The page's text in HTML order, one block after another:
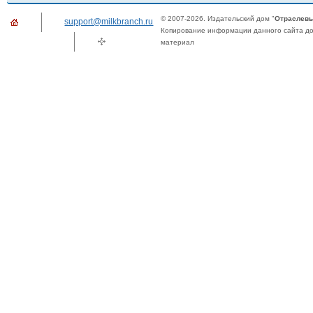
support@milkbranch.ru © 2007-2026. Издательский дом "
Копирование информации данного сайта
материал